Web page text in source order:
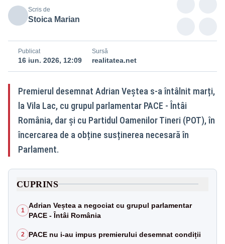
Scris de
Stoica Marian
Publicat
16 iun. 2026, 12:09
Sursă
realitatea.net
Premierul desemnat Adrian Veștea s-a întâlnit marți,
la Vila Lac, cu grupul parlamentar PACE - Întâi
România, dar și cu Partidul Oamenilor Tineri (POT), în
încercarea de a obține susținerea necesară în
Parlament.
CUPRINS
1
Adrian Veștea a negociat cu grupul parlamentar
PACE - Întâi România
2 PACE nu i-au impus premierului desemnat condiții